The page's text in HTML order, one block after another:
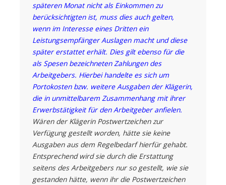
späteren Monat nicht als Einkommen zu
berücksichtigten ist, muss dies auch gelten,
wenn im Interesse eines Dritten ein
Leistungsempfänger Auslagen macht und diese
später erstattet erhält. Dies gilt ebenso für die
als Spesen bezeichneten Zahlungen des
Arbeitgebers. Hierbei handelte es sich um
Portokosten bzw. weitere Ausgaben der Klägerin,
die in unmittelbarem Zusammenhang mit ihrer
Erwerbstätigkeit für den Arbeitgeber anfielen.
Wären der Klägerin Postwertzeichen zur
Verfügung gestellt worden, hätte sie keine
Ausgaben aus dem Regelbedarf hierfür gehabt.
Entsprechend wird sie durch die Erstattung
seitens des Arbeitgebers nur so gestellt, wie sie
gestanden hätte, wenn ihr die Postwertzeichen